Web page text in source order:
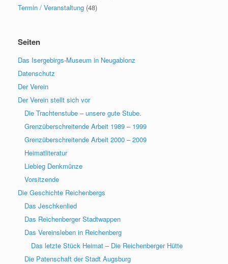
Termin / Veranstaltung (48)
Seiten
Das Isergebirgs-Museum in Neugablonz
Datenschutz
Der Verein
Der Verein stellt sich vor
Die Trachtenstube – unsere gute Stube.
Grenzüberschreitende Arbeit 1989 – 1999
Grenzüberschreitende Arbeit 2000 – 2009
Heimatliteratur
Liebieg Denkmünze
Vorsitzende
Die Geschichte Reichenbergs
Das Jeschkenlied
Das Reichenberger Stadtwappen
Das Vereinsleben in Reichenberg
Das letzte Stück Heimat – Die Reichenberger Hütte
Die Patenschaft der Stadt Augsburg